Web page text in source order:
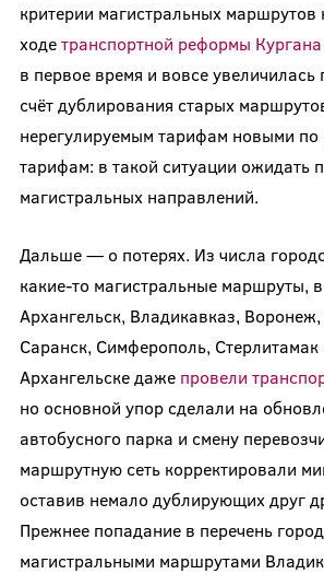
критерии магистральных маршрутов
ходетранспортной реформы Кургана
в первое время и вовсе увеличилась
счёт дублирования старых
нерегулируемым тарифам новыми по
тарифам: в такой ситуации ожидать
магистральных направлений.
Дальше — о потерях. Из числа
какие-то магистральные маршруты,
Архангельск, Владикавказ,
Саранск, Симферополь, Стерлитамак
Архангельске даже провели
но основной упор сделали на
автобусного парка и смену
маршрутную сеть корректировали
оставив немало дублирующих друг
Прежнее попадание в перечень
магистральными маршрутами